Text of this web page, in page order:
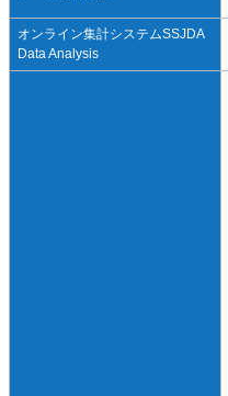
オンライン集計システムSSJDA
Data Analysis